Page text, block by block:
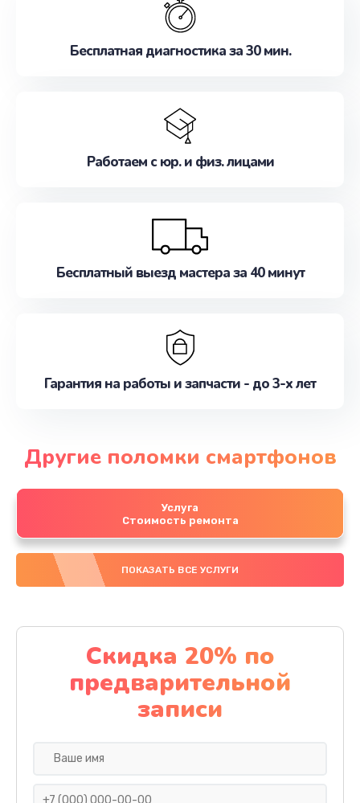
Бесплатная диагностика за 30 мин.
Работаем с юр. и физ. лицами
Бесплатный выезд мастера за 40 минут
Гарантия на работы и запчасти - до 3-х лет
Другие поломки смартфонов
Услуга
Стоимость ремонта
ПОКАЗАТЬ ВСЕ УСЛУГИ
Скидка 20% по
предварительной
записи